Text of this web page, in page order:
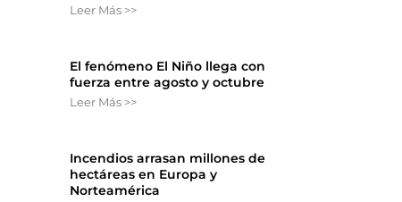
Leer Más >>
El fenómeno El Niño llega con
fuerza entre agosto y octubre
Leer Más >>
Incendios arrasan millones de
hectáreas en Europa y
Norteamérica